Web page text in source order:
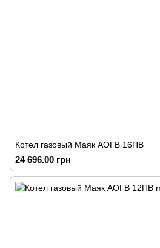
Котел газовый Маяк АОГВ 16ПВ
24 696.00 грн